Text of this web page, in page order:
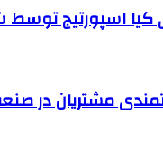
اسپورتیج توسط
مشتریان در